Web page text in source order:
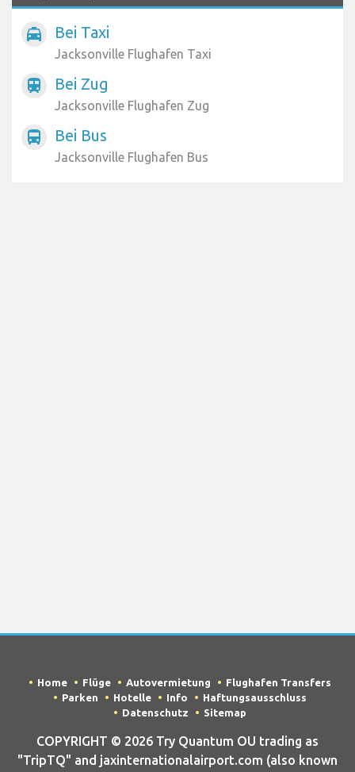
local_taxi Bei Taxi
Jacksonville Flughafen Taxi
train Bei Zug
Jacksonville Flughafen Zug
directions_bus Bei Bus
Jacksonville Flughafen Bus
Home Flüge Autovermietung
Flughafen Transfers
Parken
Hotelle Info
Haftungsausschluss
Datenschutz
Sitemap
COPYRIGHT © 2026 Try Quantum OU trading as
"TripTQ" and jaxinternationalairport.com (also known